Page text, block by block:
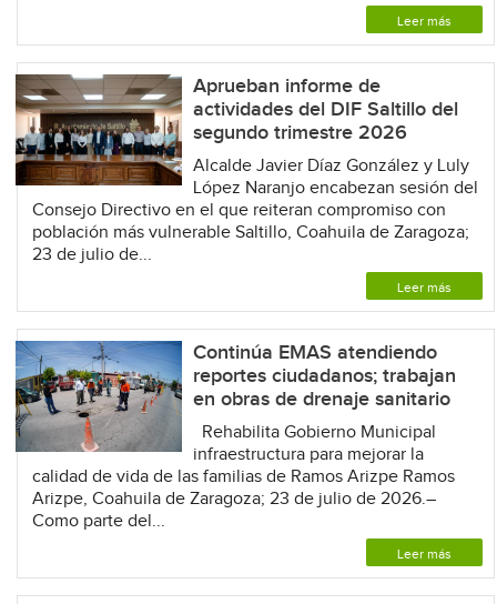
Leer más
Aprueban informe de
actividades del DIF Saltillo del
segundo trimestre 2026
Alcalde Javier Díaz González y Luly
López Naranjo encabezan sesión del
Consejo Directivo en el que reiteran compromiso con
población más vulnerable Saltillo, Coahuila de Zaragoza;
23 de julio de...
Leer más
Continúa EMAS atendiendo
reportes ciudadanos; trabajan
en obras de drenaje sanitario
Rehabilita Gobierno Municipal
infraestructura para mejorar la
calidad de vida de las familias de Ramos Arizpe Ramos
Arizpe, Coahuila de Zaragoza; 23 de julio de 2026.–
Como parte del...
Leer más